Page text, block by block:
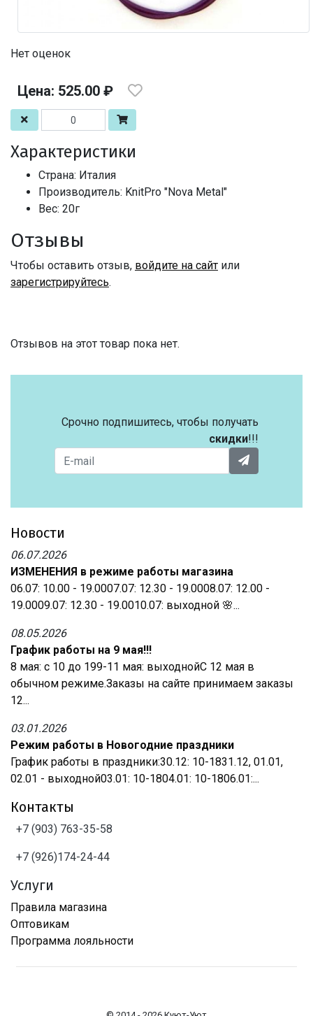
Нет оценок
Цена: 525.00 ₽
Характеристики
Страна: Италия
Производитель: KnitPro "Nova Metal"
Вес: 20г
Отзывы
Чтобы оставить отзыв, войдите на сайт или
зарегистрируйтесь.
Отзывов на этот товар пока нет.
Срочно подпишитесь, чтобы получать
скидки!!!
Новости
06.07.2026
ИЗМЕНЕНИЯ в режиме работы магазина
06.07: 10.00 - 19.0007.07: 12.30 - 19.0008.07: 12.00 -
19.0009.07: 12.30 - 19.0010.07: выходной 🌸...
08.05.2026
График работы на 9 мая!!!
8 мая: с 10 до 199-11 мая: выходнойС 12 мая в
обычном режиме.Заказы на сайте принимаем заказы
12...
03.01.2026
Режим работы в Новогодние праздники
График работы в праздники:30.12: 10-1831.12, 01.01,
02.01 - выходной03.01: 10-1804.01: 10-1806.01:...
Контакты
+7 (903) 763-35-58
+7 (926)174-24-44
Услуги
Правила магазина
Оптовикам
Программа лояльности